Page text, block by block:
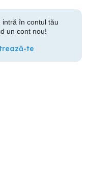
intră în contul tău
un cont nou!
te